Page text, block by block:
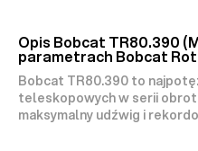
Opis Bobcat TR80.390
parametrach Bobcat
Bobcat TR80.390 to
teleskopowych w serii
maksymalny udźwig i